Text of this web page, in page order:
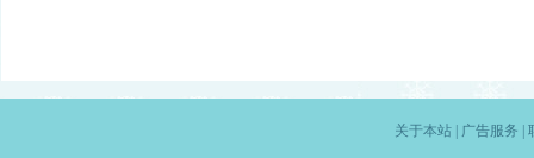
关于本站| 广告服务